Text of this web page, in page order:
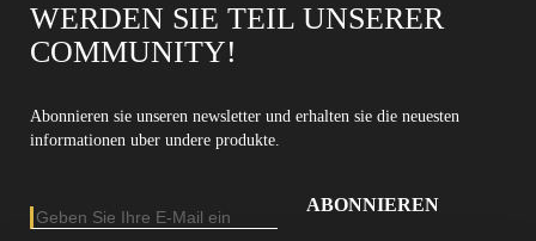
WERDEN SIE TEIL UNSERER
COMMUNITY!
Abonnieren sie unseren newsletter und erhalten sie die neuesten
informationen uber undere produkte.